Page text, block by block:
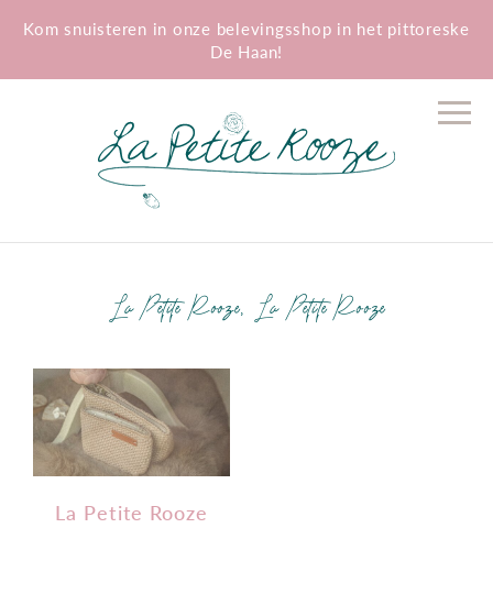
Kom snuisteren in onze belevingsshop in het pittoreske
De Haan!
La Petite Rooze, La Petite Rooze
La Petite Rooze